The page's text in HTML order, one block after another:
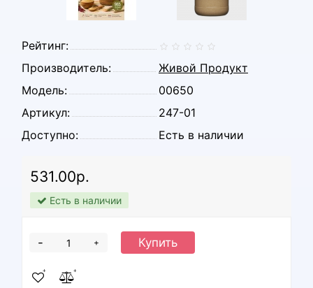
Рейтинг:
Производитель:
Живой Продукт
Модель:
00650
Артикул:
247-01
Доступно:
Есть в наличии
531.00р.
Есть в наличии
+
- Купить